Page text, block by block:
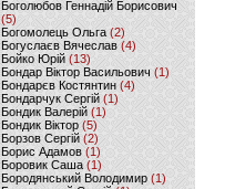
Боголюбов Геннадій Борисович
(5)
Богомолець Ольга (2)
Богуслаєв Вячеслав (4)
Бойко Юрій (13)
Бондар Віктор Васильович (1)
Бондарєв Костянтин (4)
Бондарчук Сергій(1)
Бондик Валерій (1)
Бондик Віктор(5)
Борзов Сергiй (2)
Борис Адамов(1)
Боровик Саша (1)
Бородянський Володимир (1)